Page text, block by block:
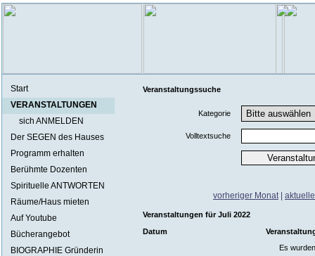
Start
VERANSTALTUNGEN
sich ANMELDEN
Der SEGEN des Hauses
Programm erhalten
Berühmte Dozenten
Spirituelle ANTWORTEN
Räume/Haus mieten
Auf Youtube
Bücherangebot
BIOGRAPHIE Gründerin
Veranstaltungssuche
Kategorie
Volltextsuche
vorheriger Monat|
Veranstaltungen für Juli 2022
Datum
Es